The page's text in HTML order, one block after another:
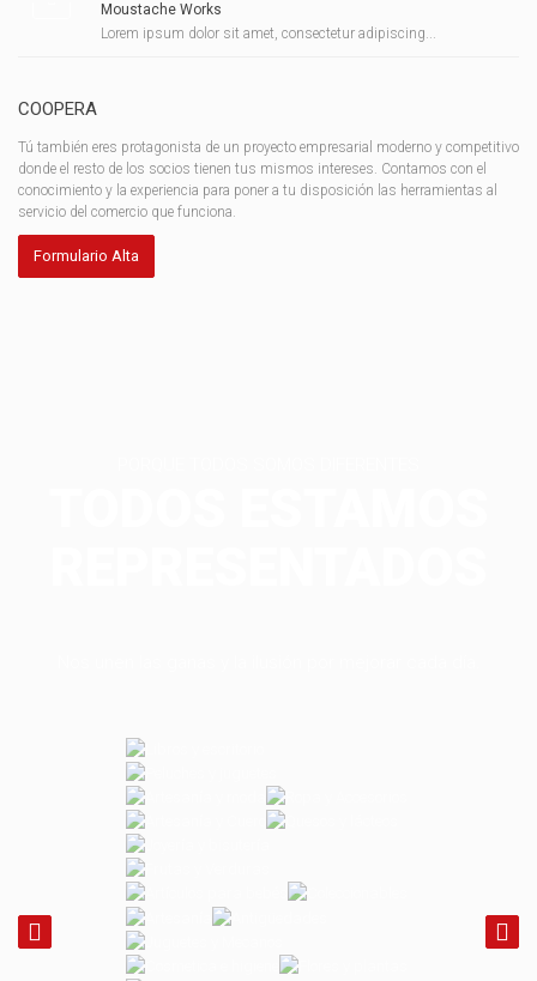
Moustache Works
Lorem ipsum dolor sit amet, consectetur adipiscing...
COOPERA
Tú también eres protagonista de un proyecto empresarial moderno y competitivo
donde el resto de los socios tienen tus mismos intereses. Contamos con el
conocimiento y la experiencia para poner a tu disposición las herramientas al
servicio del comercio que funciona.
Formulario Alta